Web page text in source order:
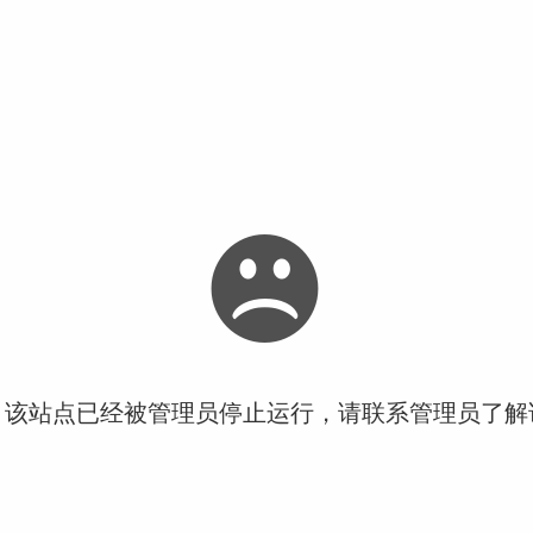
站点已经被管理员停止运行，请联系管理员了